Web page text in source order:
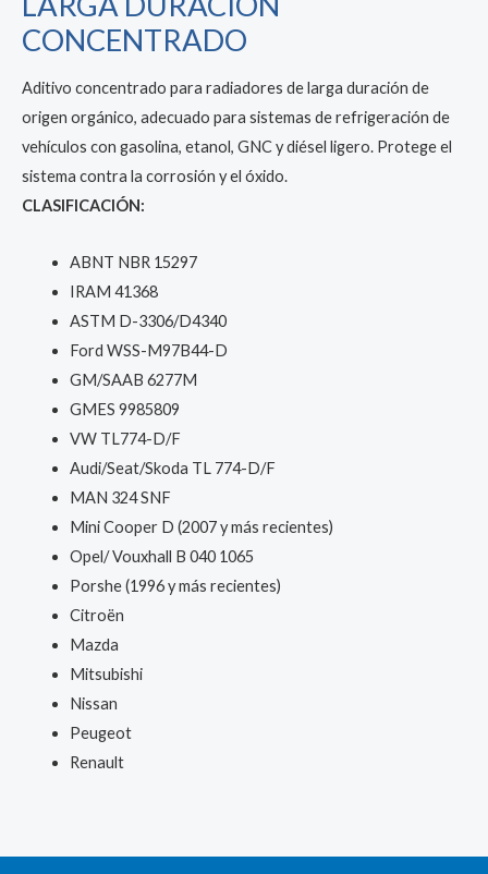
CONCENTRADO
Aditivo concentrado para radiadores de larga duración de
origen orgánico, adecuado para sistemas de refrigeración de
vehículos con gasolina, etanol, GNC y diésel ligero. Protege el
sistema contra la corrosión y el óxido.
CLASIFICACIÓN:
ABNT NBR 15297
IRAM 41368
ASTM D-3306/D4340
Ford WSS-M97B44-D
GM/SAAB 6277M
GMES 9985809
VW TL774-D/F
Audi/Seat/Skoda TL 774-D/F
MAN 324 SNF
Mini Cooper D (2007 y más recientes)
Opel/ Vouxhall B 040 1065
Porshe (1996 y más recientes)
Citroën
Mazda
Mitsubishi
Nissan
Peugeot
Renault